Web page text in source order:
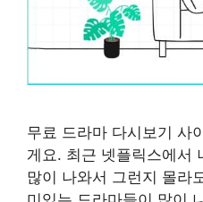
무료 드라마 다시보기 사
게요. 최근 넷플릭스에서
많이 나와서 그런지 몰라